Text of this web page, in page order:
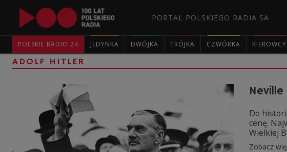
PORTAL POLSKIEGO RADIA SA
POLSKIE RADIO 24 JEDYNKA DWÓJKA TRÓJKA CZWÓRKA KIEROWCY
ADOLF HITLER
Do
cenę.
Wielkiej
Zobacz